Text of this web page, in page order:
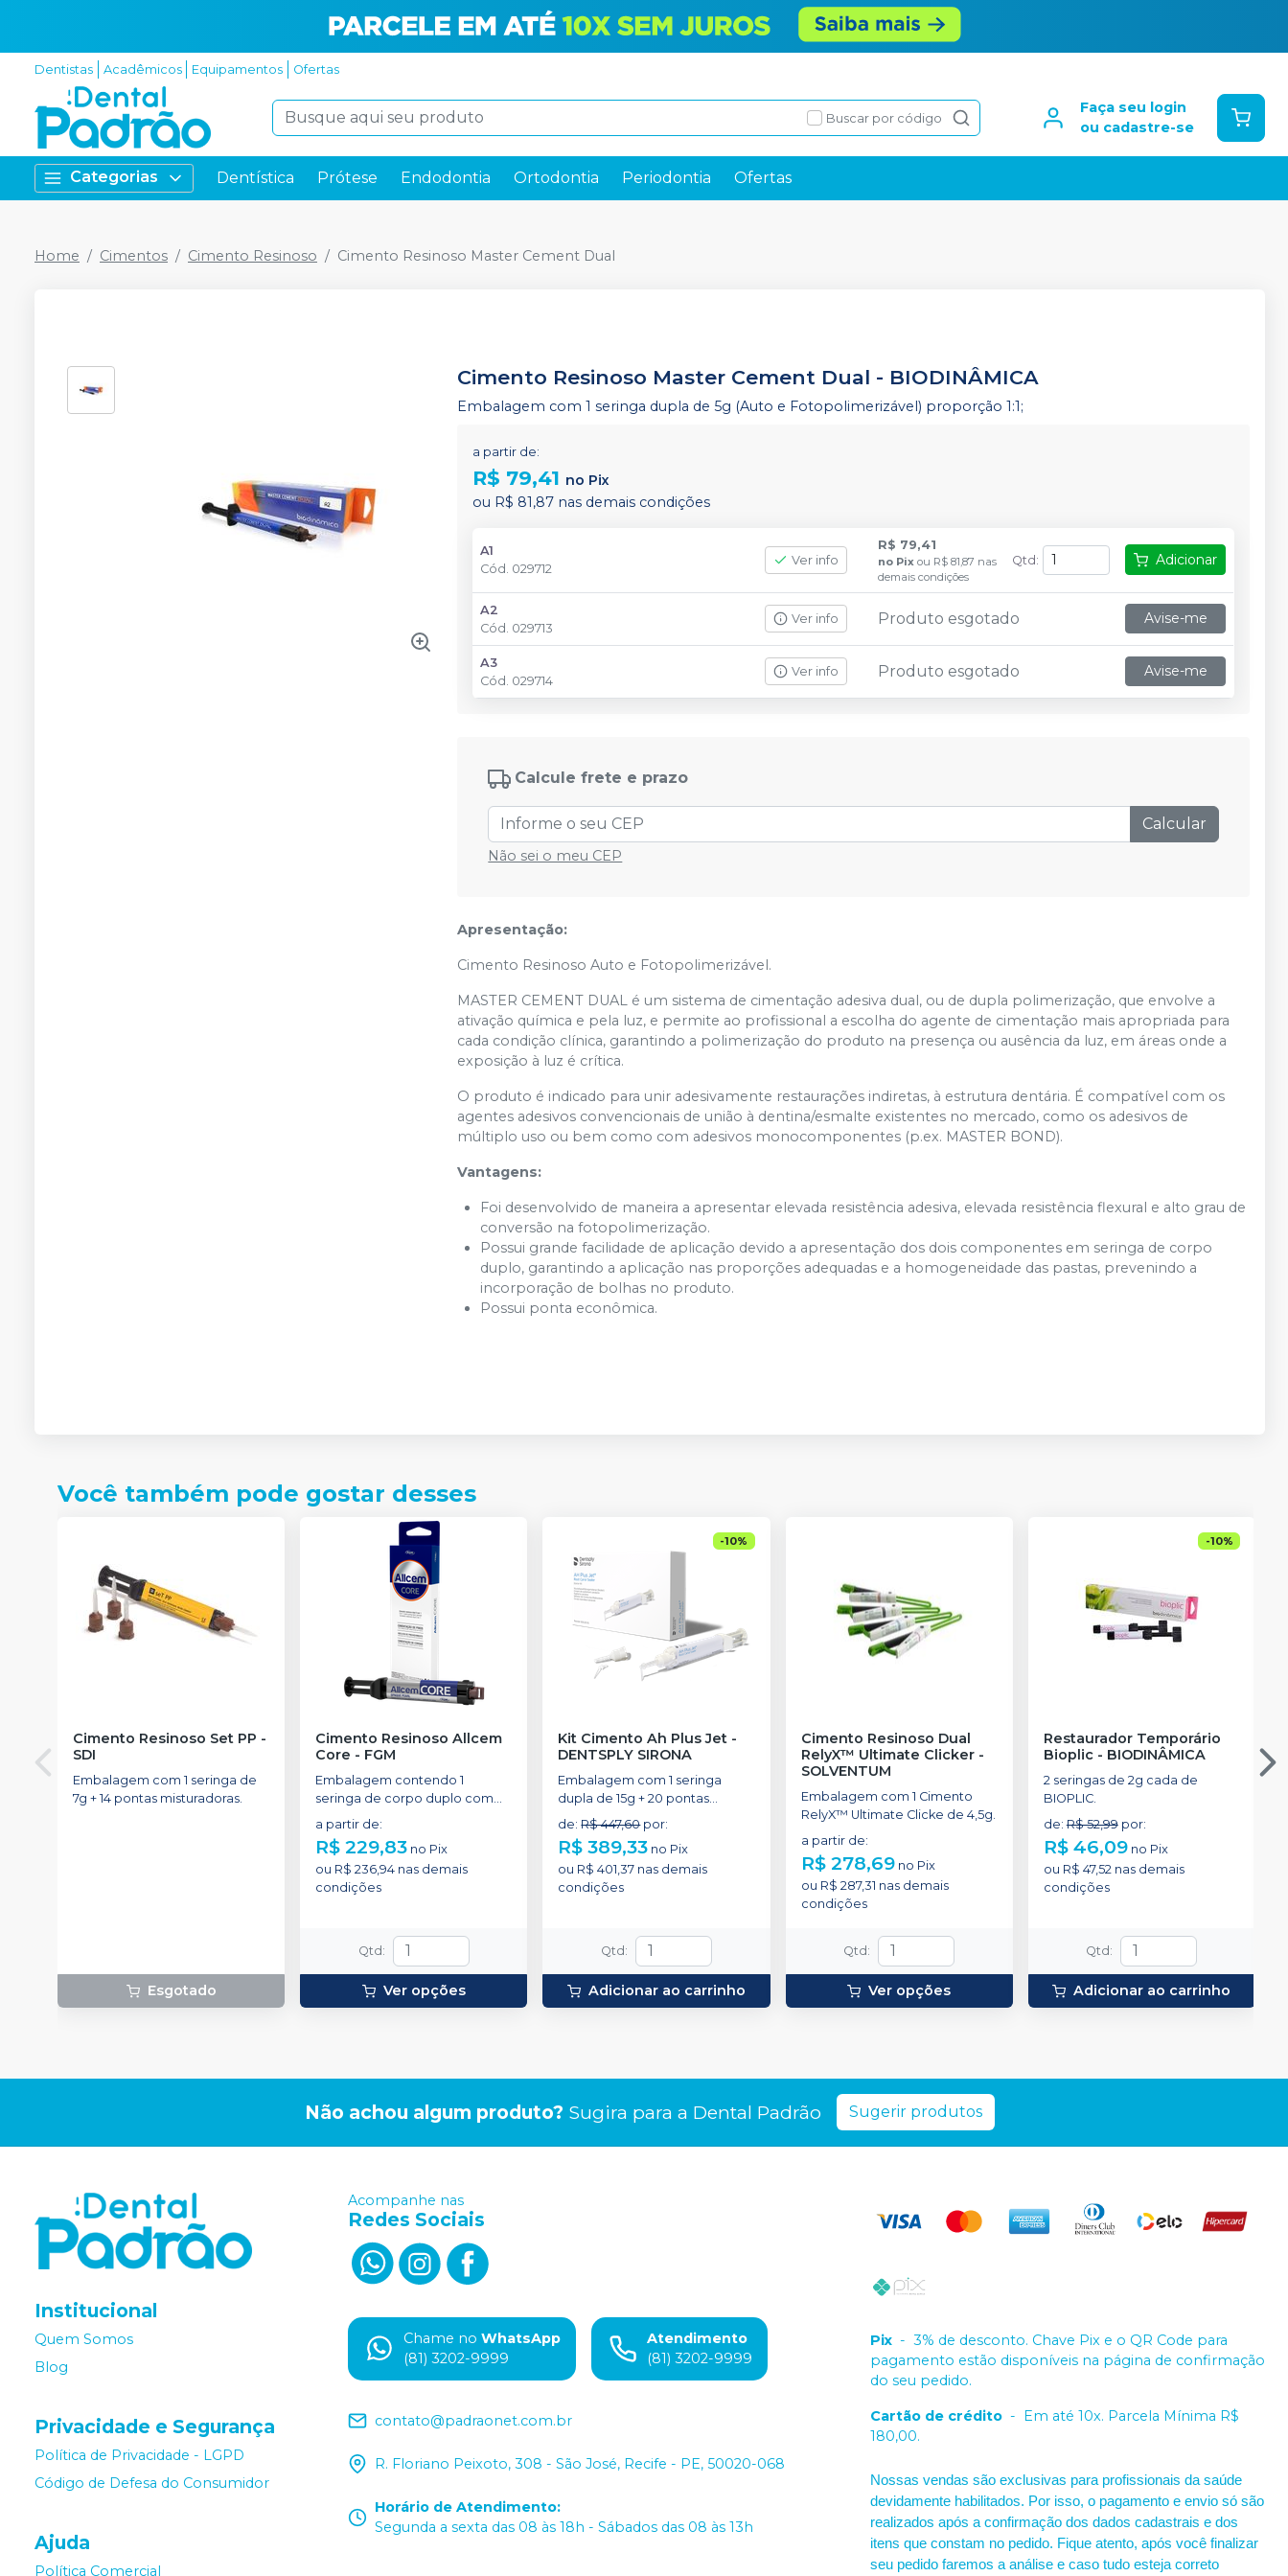
Dentistas Acadêmicos Equipamentos Ofertas
Buscar por código
Faça seu login
ou cadastre-se
Categorias Dentística Prótese Endodontia Ortodontia Periodontia Ofertas
Home Cimentos Cimento Resinoso Cimento Resinoso Master Cement Dual
Cimento Resinoso Master Cement Dual - BIODINÂMICA
Embalagem com 1 seringa dupla de 5g (Auto e Fotopolimerizável) proporção 1:1;
a partir de:
R$ 79,41 no Pix
ou R$ 81,87 nas demais condições
A1
Cód. 029712
Ver info
R$ 79,41
no Pix ou R$ 81,87 nas
demais condições
Qtd : Adicionar
A2
Cód. 029713
Ver info Produto esgotado Avise-me
A3
Cód. 029714
Ver info Produto esgotado Avise-me
Calcule frete e prazo
Calcular
Não sei o meu CEP
Apresentação:
Cimento Resinoso Auto e Fotopolimerizável.
MASTER CEMENT DUAL é um sistema de cimentação adesiva dual, ou de dupla polimerização, que envolve a
ativação química e pela luz, e permite ao profissional a escolha do agente de cimentação mais apropriada para
cada condição clínica, garantindo a polimerização do produto na presença ou ausência da luz, em áreas onde a
exposição à luz é crítica.
O produto é indicado para unir adesivamente restaurações indiretas, à estrutura dentária. É compatível com os
agentes adesivos convencionais de união à dentina/esmalte existentes no mercado, como os adesivos de
múltiplo uso ou bem como com adesivos monocomponentes (p.ex. MASTER BOND).
Vantagens:
Foi desenvolvido de maneira a apresentar elevada resistência adesiva, elevada resistência flexural e alto grau de
conversão na fotopolimerização.
Possui grande facilidade de aplicação devido a apresentação dos dois componentes em seringa de corpo
duplo, garantindo a aplicação nas proporções adequadas e a homogeneidade das pastas, prevenindo a
incorporação de bolhas no produto.
Possui ponta econômica.
Você também pode gostar desses
Cimento Resinoso Set PP -
SDI
Embalagem com 1 seringa de
7g + 14 pontas misturadoras.
Esgotado
Cimento Resinoso Allcem
Core - FGM
Embalagem contendo 1
seringa de corpo duplo com
6g e 8 ponteiras
a partir de:
R$ 229,83 no Pix
ou R$ 236,94 nas demais
condições
Qtd :
Ver opções
-10%
Kit Cimento Ah Plus Jet -
DENTSPLY SIRONA
Embalagem com 1 seringa
dupla de 15g + 20 pontas
aplicadoras.
de:R$ 447,60 por:
R$ 389,33 no Pix
ou R$ 401,37 nas demais
condições
Qtd :
Adicionar ao carrinho
Cimento Resinoso Dual
RelyX™ Ultimate Clicker-
SOLVENTUM
Embalagem com 1 Cimento
RelyX™ Ultimate Clicke de 4,5g.
a partir de:
R$ 278,69 no Pix
ou R$ 287,31 nas demais
condições
Qtd :
Ver opções
-10%
Restaurador Temporário
Bioplic- BIODINÂMICA
2 seringas de 2g cada de
BIOPLIC.
de:R$ 52,99 por:
R$ 46,09 no Pix
ou R$ 47,52 nas demais
condições
Qtd :
Adicionar ao carrinho
Não achou algum produto? Sugira para a Dental Padrão Sugerir produtos
Institucional
Quem Somos
Blog
Privacidade e Segurança
Política de Privacidade - LGPD
Código de Defesa do Consumidor
Ajuda
Política Comercial
Acompanhe nas
Redes Sociais
Chame no WhatsApp
(81) 3202-9999
Atendimento
(81) 3202-9999
contato@padraonet.com.br
R. Floriano Peixoto, 308 - São José, Recife - PE, 50020-068
Horário de Atendimento:
Segunda a sexta das 08 às 18h - Sábados das 08 às 13h
Pix - 3% de desconto. Chave Pix e o QR Code para
pagamento estão disponíveis na página de confirmação
do seu pedido.
Cartão de crédito - Em até 10x. Parcela Mínima R$
180,00.
Nossas vendas são exclusivas para profissionais da saúde
devidamente habilitados. Por isso, o pagamento e envio só são
realizados após a confirmação dos dados cadastrais e dos
itens que constam no pedido. Fique atento, após você finalizar
seu pedido faremos a análise e caso tudo esteja correto